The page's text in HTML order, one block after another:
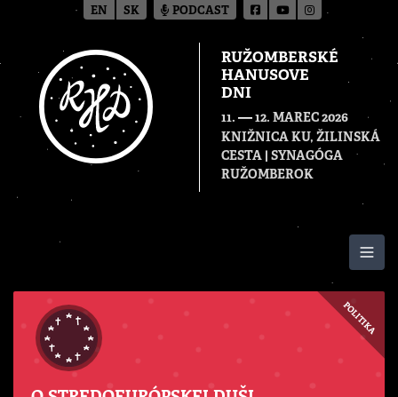
RUŽOMBERSKÉ
HANUSOVE
DNI
11. — 12. MAREC 2026
KNIŽNICA KU, ŽILINSKÁ
CESTA | SYNAGÓGA
RUŽOMBEROK
POLITIKA
EN SK PODCAST